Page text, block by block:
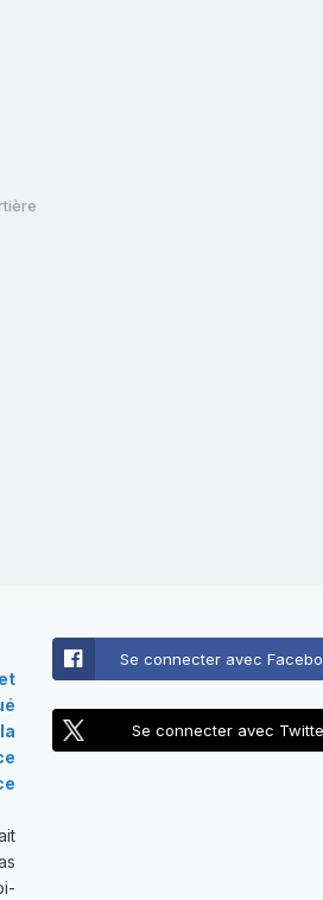
Se connecter avec
Se connecter avec